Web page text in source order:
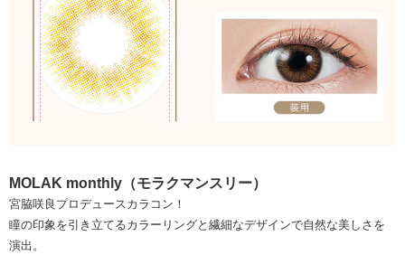
MOLAK monthly（モラクマンスリー）
宮脇咲良プロデュースカラコン！
瞳の印象を引き立てるカラーリングと繊細なデザインで自然な美しさを
演出。